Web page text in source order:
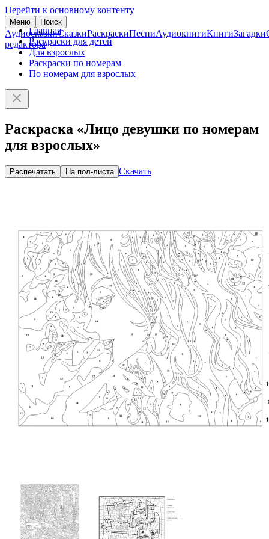
Перейти к основному контенту
Меню Поиск
АудиосказкиСказкиРаскраскиПесниАудиокнигиКнигиЗагадки
редактора
Главная
Раскраски для детей
Для взрослых
Раскраски по номерам
По номерам для взрослых
Раскраска «Лицо девушки по номерам
для взрослых»
Распечатать На пол-листа Скачать